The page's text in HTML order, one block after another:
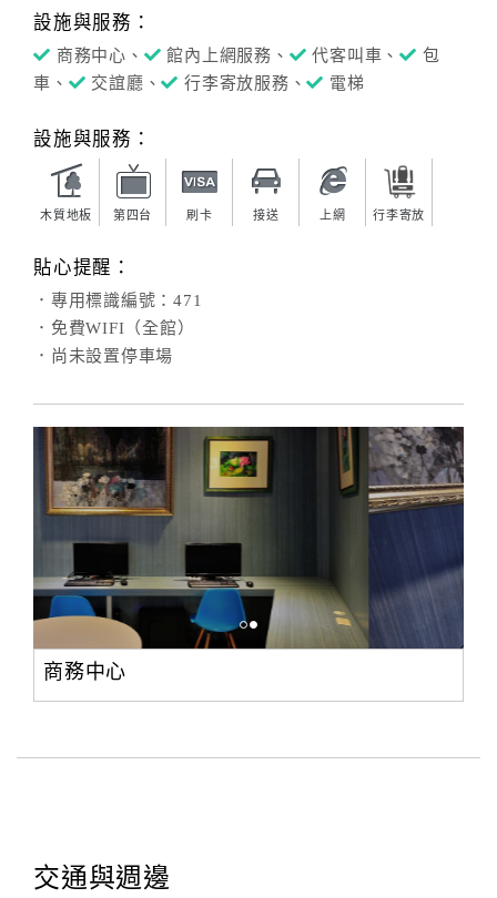
絡
單
Line
客
據
設施與服務：
商務中心、 館內上網服務、 代客叫車、
包
車、
交誼廳、 行李寄放服務、 電梯
設施與服務：
木質地板 第四台 刷卡 接送 上網 行李寄放
貼心提醒：
．專用標識編號：471
．免費WIFI（全館）
．尚未設置停車場
商務中心
交通與週邊